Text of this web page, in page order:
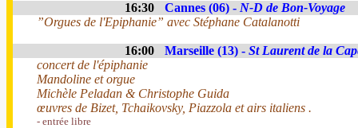
16:30 Cannes (06) - N-D de Bon-Voyage
”Orgues de l'Epiphanie” avec Stéphane Catalanotti
16:00 Marseille (13) - St Laurent de la
concert de l'épiphanie
Mandoline et orgue
Michèle Peladan & Christophe Guida
œuvres de Bizet, Tchaikovsky, Piazzola et airs italiens .
- entrée libre